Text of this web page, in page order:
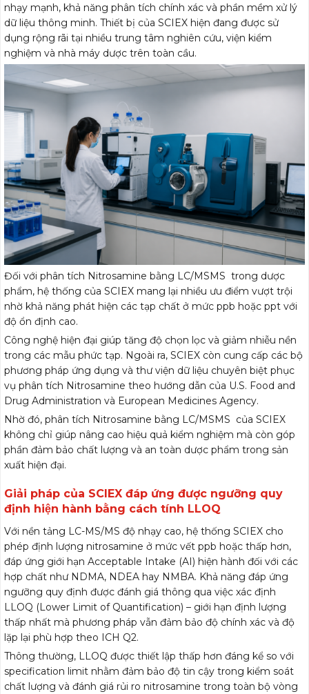
nhạy mạnh, khả năng phân tích chính xác và phần mềm xử lý
dữ liệu thông minh. Thiết bị của SCIEX hiện đang được sử
dụng rộng rãi tại nhiều trung tâm nghiên cứu, viện kiểm
nghiệm và nhà máy dược trên toàn cầu.
Đối với phân tích Nitrosamine bằng LC/MSMS trong dược
phẩm, hệ thống của SCIEX mang lại nhiều ưu điểm vượt trội
nhờ khả năng phát hiện các tạp chất ở mức ppb hoặc ppt với
độ ổn định cao.
Công nghệ hiện đại giúp tăng độ chọn lọc và giảm nhiễu nền
trong các mẫu phức tạp. Ngoài ra, SCIEX còn cung cấp các bộ
phương pháp ứng dụng và thư viện dữ liệu chuyên biệt phục
vụ phân tích Nitrosamine theo hướng dẫn của U.S. Food and
Drug Administration và European Medicines Agency.
Nhờ đó, phân tích Nitrosamine bằng LC/MSMS của SCIEX
không chỉ giúp nâng cao hiệu quả kiểm nghiệm mà còn góp
phần đảm bảo chất lượng và an toàn dược phẩm trong sản
xuất hiện đại.
Giải pháp của SCIEX đáp ứng được ngưỡng quy
định hiện hành bằng cách tính LLOQ
Với nền tảng LC-MS/MS độ nhạy cao, hệ thống SCIEX cho
phép định lượng nitrosamine ở mức vết ppb hoặc thấp hơn,
đáp ứng giới hạn Acceptable Intake (AI) hiện hành đối với các
hợp chất như NDMA, NDEA hay NMBA. Khả năng đáp ứng
ngưỡng quy định được đánh giá thông qua việc xác định
LLOQ (Lower Limit of Quantification) – giới hạn định lượng
thấp nhất mà phương pháp vẫn đảm bảo độ chính xác và độ
lặp lại phù hợp theo ICH Q2.
Thông thường, LLOQ được thiết lập thấp hơn đáng kể so với
specification limit nhằm đảm bảo độ tin cậy trong kiểm soát
chất lượng và đánh giá rủi ro nitrosamine trong toàn bộ vòng